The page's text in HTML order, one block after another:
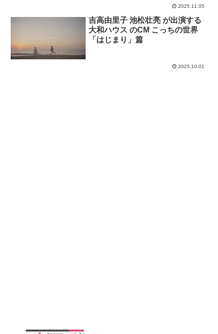
2025.11.05
吉高由里子 池松壮亮 が出演する
大和ハウス のCM こっちの世界
「はじまり」篇
2025.10.01